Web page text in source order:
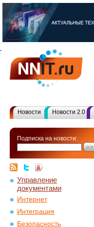
Новости Новости 2.0
Подписка на новости:
Управление
документами
Интернет
Интеграция
Безопасность